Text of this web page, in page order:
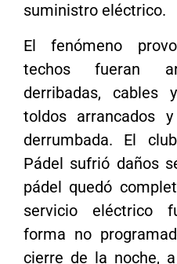
suministro eléctrico.
El fenómeno
techos fueran
derribadas, cables
toldos arrancados
derrumbada. El
Pádel sufrió daños
pádel quedó
servicio eléctrico
forma no
cierre de la noche,